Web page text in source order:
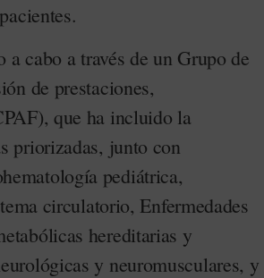
cabo a través de un Grupo de
de prestaciones,
que ha incluido la
priorizadas, junto con
pediátrica,
circulatorio, Enfermedades
hereditarias y
y neuromusculares, y